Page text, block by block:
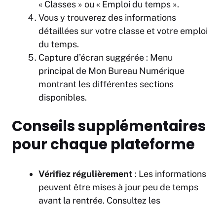
« Classes » ou « Emploi du temps ».
Vous y trouverez des informations
détaillées sur votre classe et votre emploi
du temps.
Capture d’écran suggérée : Menu
principal de Mon Bureau Numérique
montrant les différentes sections
disponibles.
Conseils supplémentaires
pour chaque plateforme
Vérifiez régulièrement : Les informations
peuvent être mises à jour peu de temps
avant la rentrée. Consultez les